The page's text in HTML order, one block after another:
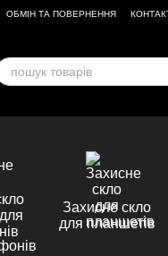
ОБМІН ТА ПОВЕРНЕННЯ
Захисне скло
для планшетів